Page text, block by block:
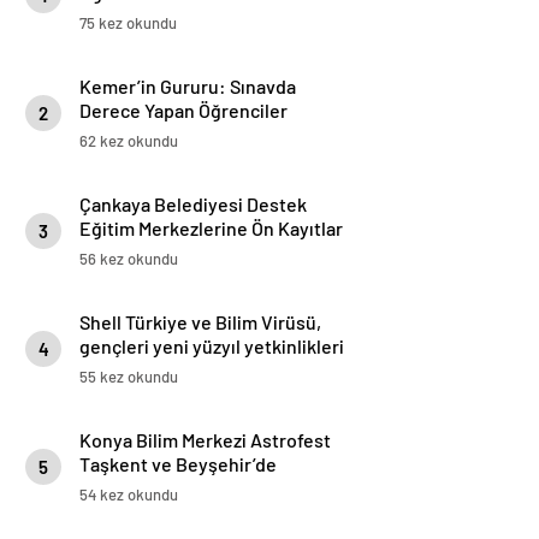
Konaklama İmkanı
75 kez okundu
2
Kemer’in Gururu: Sınavda
Derece Yapan Öğrenciler
Protokolle Buluştu
62 kez okundu
3
Çankaya Belediyesi Destek
Eğitim Merkezlerine Ön Kayıtlar
Başladı
56 kez okundu
4
Shell Türkiye ve Bilim Virüsü,
gençleri yeni yüzyıl yetkinlikleri
ile güçlendirmeye devam ediyor
55 kez okundu
5
Konya Bilim Merkezi Astrofest
Taşkent ve Beyşehir’de
Gökyüzü Meraklılarını
54 kez okundu